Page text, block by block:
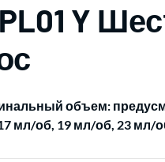
Y
объем:
мл/об, 19 мл/об, 23 мл/